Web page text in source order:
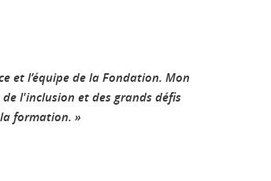
et l’équipe de la Fondation. Mon
l'inclusion et des grands défis
formation. »